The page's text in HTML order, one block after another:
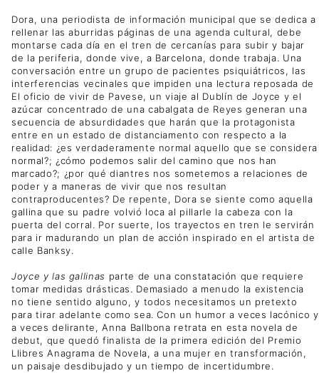
Dora, una periodista de información municipal que se dedica a
rellenar las aburridas páginas de una agenda cultural, debe
montarse cada día en el tren de cercanías para subir y bajar
de la periferia, donde vive, a Barcelona, donde trabaja. Una
conversación entre un grupo de pacientes psiquiátricos, las
interferencias vecinales que impiden una lectura reposada de
El oficio de vivir de Pavese, un viaje al Dublín de Joyce y el
azúcar concentrado de una cabalgata de Reyes generan una
secuencia de absurdidades que harán que la protagonista
entre en un estado de distanciamento con respecto a la
realidad: ¿es verdaderamente normal aquello que se considera
normal?; ¿cómo podemos salir del camino que nos han
marcado?; ¿por qué diantres nos sometemos a relaciones de
poder y a maneras de vivir que nos resultan
contraproducentes? De repente, Dora se siente como aquella
gallina que su padre volvió loca al pillarle la cabeza con la
puerta del corral. Por suerte, los trayectos en tren le servirán
para ir madurando un plan de acción inspirado en el artista de
calle Banksy.
Joyce y las gallinas parte de una constatación que requiere
tomar medidas drásticas. Demasiado a menudo la existencia
no tiene sentido alguno, y todos necesitamos un pretexto
para tirar adelante como sea. Con un humor a veces lacónico y
a veces delirante, Anna Ballbona retrata en esta novela de
debut, que quedó finalista de la primera edición del Premio
Llibres Anagrama de Novela, a una mujer en transformación,
un paisaje desdibujado y un tiempo de incertidumbre.